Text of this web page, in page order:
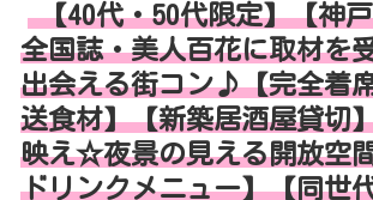
【40代・50代限定】【神
全国誌・美人百花に取材を
出会える街コン♪【完全着
送食材】【新築居酒屋貸切
映え☆夜景の見える開放空
ドリンクメニュー】【同世